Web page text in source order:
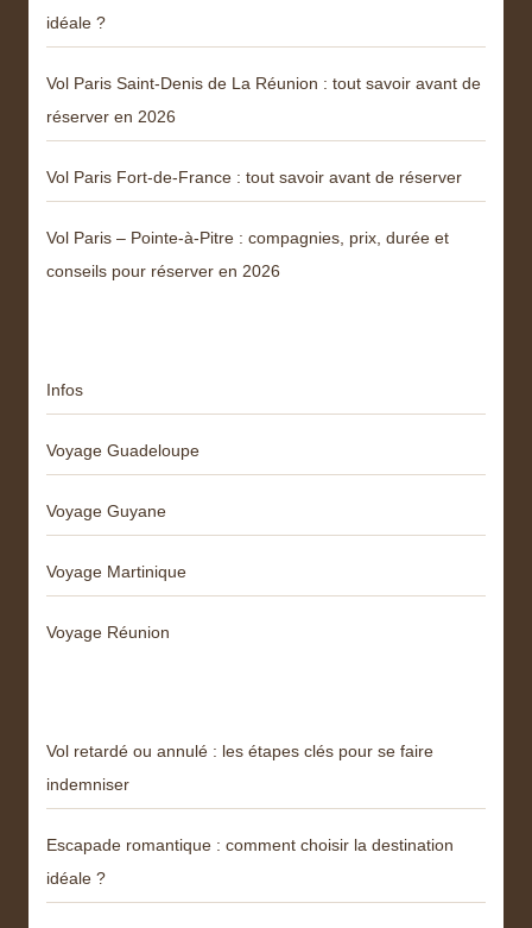
idéale ?
Vol Paris Saint-Denis de La Réunion : tout savoir avant de
réserver en 2026
Vol Paris Fort-de-France : tout savoir avant de réserver
Vol Paris – Pointe-à-Pitre : compagnies, prix, durée et
conseils pour réserver en 2026
Infos
Voyage Guadeloupe
Voyage Guyane
Voyage Martinique
Voyage Réunion
Vol retardé ou annulé : les étapes clés pour se faire
indemniser
Escapade romantique : comment choisir la destination
idéale ?